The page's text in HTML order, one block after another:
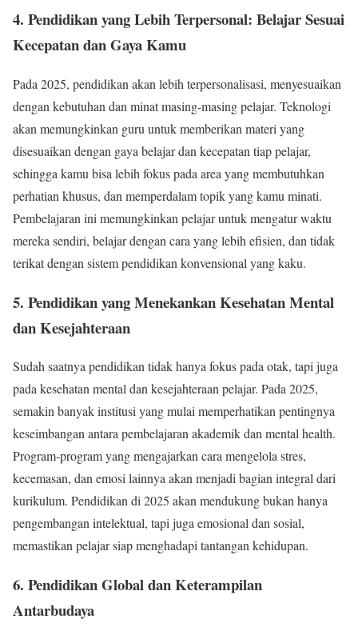
4. Pendidikan yang Lebih Terpersonal: Belajar Sesuai
Kecepatan dan Gaya Kamu
Pada 2025, pendidikan akan lebih terpersonalisasi, menyesuaikan
dengan kebutuhan dan minat masing-masing pelajar. Teknologi
akan memungkinkan guru untuk memberikan materi yang
disesuaikan dengan gaya belajar dan kecepatan tiap pelajar,
sehingga kamu bisa lebih fokus pada area yang membutuhkan
perhatian khusus, dan memperdalam topik yang kamu minati.
Pembelajaran ini memungkinkan pelajar untuk mengatur waktu
mereka sendiri, belajar dengan cara yang lebih efisien, dan tidak
terikat dengan sistem pendidikan konvensional yang kaku.
5. Pendidikan yang Menekankan Kesehatan Mental
dan Kesejahteraan
Sudah saatnya pendidikan tidak hanya fokus pada otak, tapi juga
pada kesehatan mental dan kesejahteraan pelajar. Pada 2025,
semakin banyak institusi yang mulai memperhatikan pentingnya
keseimbangan antara pembelajaran akademik dan mental health.
Program-program yang mengajarkan cara mengelola stres,
kecemasan, dan emosi lainnya akan menjadi bagian integral dari
kurikulum. Pendidikan di 2025 akan mendukung bukan hanya
pengembangan intelektual, tapi juga emosional dan sosial,
memastikan pelajar siap menghadapi tantangan kehidupan.
6. Pendidikan Global dan Keterampilan
Antarbudaya